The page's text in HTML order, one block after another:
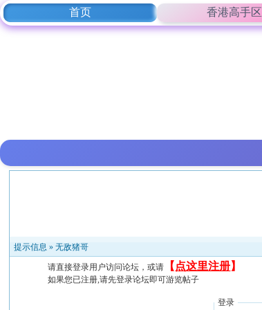
首页 香港高手区
提示信息 »无敌猪哥
请直接登录用户访问论坛，或请 【 点这里注册】
如果您已注册,请先登录论坛即可游览帖子
登录